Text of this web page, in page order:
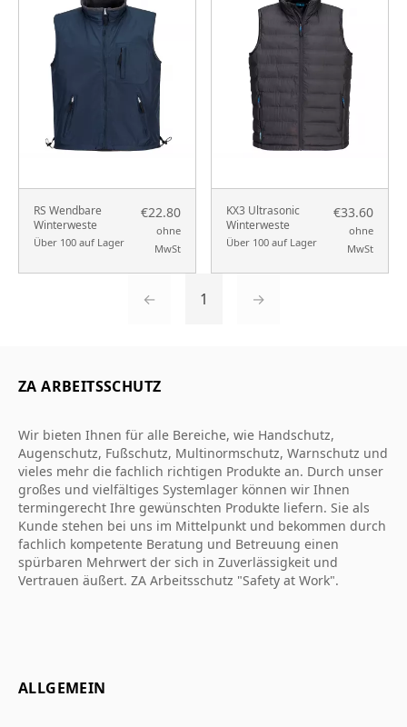
RS Wendbare
Winterweste
Über 100 auf Lager
€22.80
ohne
MwSt
KX3 Ultrasonic
Winterweste
Über 100 auf Lager
€33.60
ohne
MwSt
← 1 →
ZA ARBEITSSCHUTZ
Wir bieten Ihnen für alle Bereiche, wie Handschutz,
Augenschutz, Fußschutz, Multinormschutz, Warnschutz und
vieles mehr die fachlich richtigen Produkte an. Durch unser
großes und vielfältiges Systemlager können wir Ihnen
termingerecht Ihre gewünschten Produkte liefern. Sie als
Kunde stehen bei uns im Mittelpunkt und bekommen durch
fachlich kompetente Beratung und Betreuung einen
spürbaren Mehrwert der sich in Zuverlässigkeit und
Vertrauen äußert. ZA Arbeitsschutz "Safety at Work".
ALLGEMEIN